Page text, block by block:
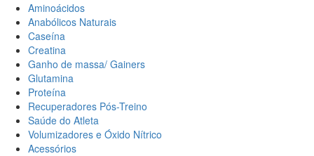
Aminoácidos
Anabólicos Naturais
Caseína
Creatina
Ganho de massa/ Gainers
Glutamina
Proteína
Recuperadores Pós-Treino
Saúde do Atleta
Volumizadores e Óxido Nítrico
Acessórios